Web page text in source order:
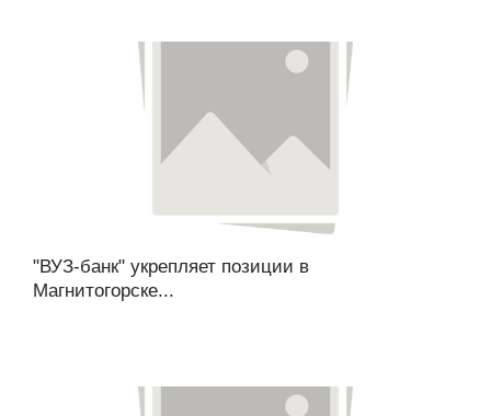
"ВУЗ-банк" укрепляет позиции в
Магнитогорске...